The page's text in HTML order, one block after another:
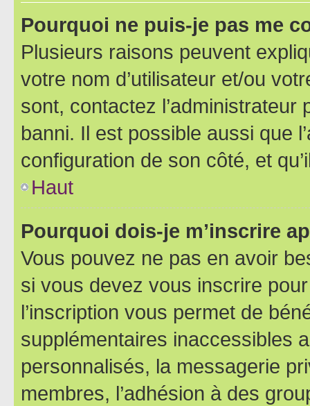
Pourquoi ne puis-je pas me
Plusieurs raisons peuvent
votre nom d’utilisateur et/ou
sont, contactez l’administrateur
banni. Il est possible aussi que
configuration de son côté, et
Haut
Pourquoi dois-je m’inscrire
Vous pouvez ne pas en avoir
si vous devez vous inscrire
l’inscription vous permet de
supplémentaires inaccessibles
personnalisés, la messagerie
membres, l’adhésion à des